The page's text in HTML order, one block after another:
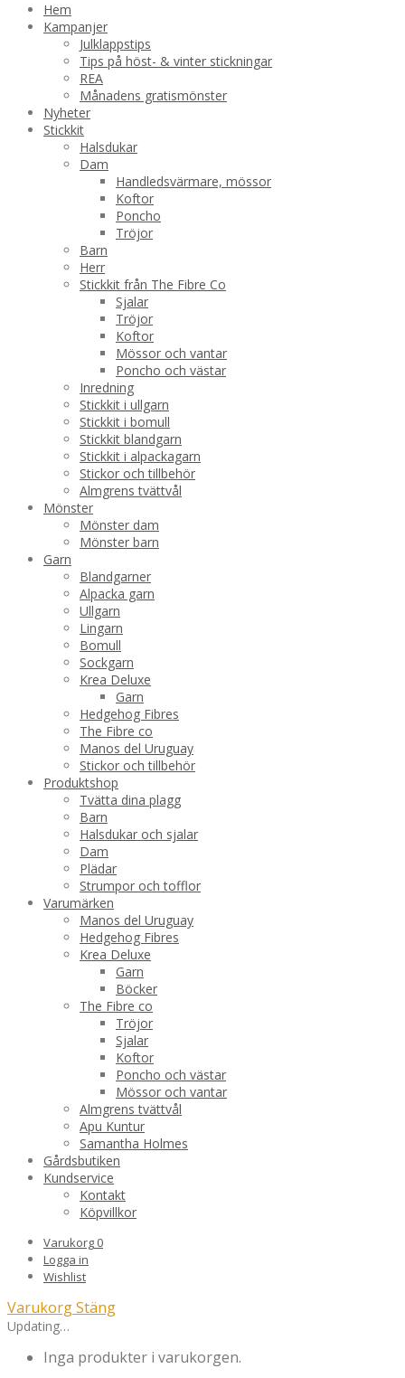
Hem
Kampanjer
Julklappstips
Tips på höst- & vinter stickningar
REA
Månadens gratismönster
Nyheter
Stickkit
Halsdukar
Dam
Handledsvärmare, mössor
Koftor
Poncho
Tröjor
Barn
Herr
Stickkit från The Fibre Co
Sjalar
Tröjor
Koftor
Mössor och vantar
Poncho och västar
Inredning
Stickkit i ullgarn
Stickkit i bomull
Stickkit blandgarn
Stickkit i alpackagarn
Stickor och tillbehör
Almgrens tvättvål
Mönster
Mönster dam
Mönster barn
Garn
Blandgarner
Alpacka garn
Ullgarn
Lingarn
Bomull
Sockgarn
Krea Deluxe
Garn
Hedgehog Fibres
The Fibre co
Manos del Uruguay
Stickor och tillbehör
Produktshop
Tvätta dina plagg
Barn
Halsdukar och sjalar
Dam
Plädar
Strumpor och tofflor
Varumärken
Manos del Uruguay
Hedgehog Fibres
Krea Deluxe
Garn
Böcker
The Fibre co
Tröjor
Sjalar
Koftor
Poncho och västar
Mössor och vantar
Almgrens tvättvål
Apu Kuntur
Samantha Holmes
Gårdsbutiken
Kundservice
Kontakt
Köpvillkor
Varukorg 0
Logga in
Wishlist
VarukorgStäng
Updating…
Inga produkter i varukorgen.